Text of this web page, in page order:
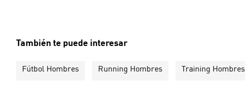
También te puede interesar
Fútbol Hombres Running Hombres Training Hombres